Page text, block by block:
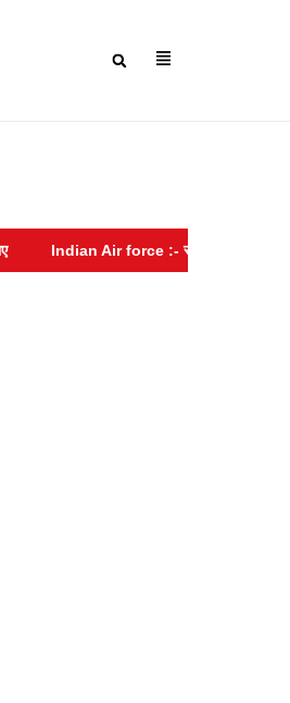
Indian Air force :- सोशल मीडिया पर हनीट्रैप